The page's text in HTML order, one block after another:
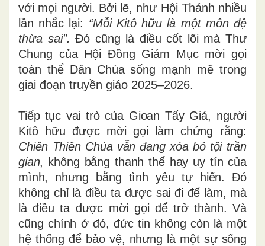
với mọi người. Bởi lẽ, như Hội Thánh nhiều
lần nhắc lại: “Mỗi Kitô hữu là một môn đệ
thừa sai”. Đó cũng là điều cốt lõi mà Thư
Chung của Hội Đồng Giám Mục mời gọi
toàn thể Dân Chúa sống mạnh mẽ trong
giai đoạn truyền giáo 2025–2026.
Tiếp tục vai trò của Gioan Tẩy Giả, người
Kitô hữu được mời gọi làm chứng rằng:
Chiên Thiên Chúa vẫn đang xóa bỏ tội trần
gian, không bằng thanh thế hay uy tín của
mình, nhưng bằng tình yêu tự hiến. Đó
không chỉ là điều ta được sai đi để làm, mà
là điều ta được mời gọi để trở thành. Và
cũng chính ở đó, đức tin không còn là một
hệ thống để bảo vệ, nhưng là một sự sống